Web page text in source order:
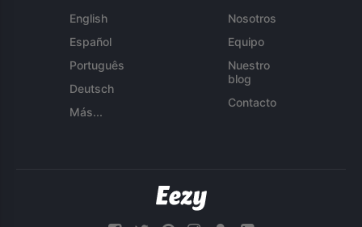
English
Español
Português
Deutsch
Más...
Nosotros
Equipo
Nuestro
blog
Contacto